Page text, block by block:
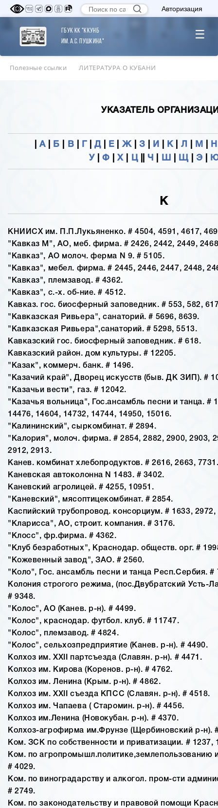
Авторизация
ГБУК КК "ККУНБ
им. А.С. Пушкина"
☰
Полезные ссылки ЛИТЕРАТУРА О КУБАНИ
УКАЗАТЕЛЬ
|А| Б В |Д| Е| Ж З И К| Л М Н
У
Ф |Х Ц|| Ч Ш Щ Э
К
КНИИСХ им. П.П.Лукьяненко. # 4504, 4591, 4617,
"Кавказ М", АО, меб. фирма. # 2426, 2442, 2449,
"Кавказ", АО молоч. ферма N 9. # 5105.
"Кавказ", мебел. фирма. # 2445, 2446, 2447, 2448,
"Кавказ", племзавод. # 4362.
"Кавказ", с.-х. об-ние. # 4512.
Кавказ. гос. биосферный заповедник. # 553, 582,
"Кавказская Ривьера", санаторий. # 5696, 8639.
"Кавказская Ривьера",санаторий. # 5298, 5513.
Кавказский гос. биосферный заповедник. # 618.
Кавказский район. дом культуры. # 12205.
"Казак", коммерч. банк. # 1496.
"Казачий край", Дворец искусств (быв. ДК ЗИП). #
"Казачьи вести", газ. # 12042.
"Казачья вольница", Гос.ансамбль песни и танца. #
14476, 14604, 14732, 14744, 14950, 15016.
"Калининский", сыркомбинат. # 2894.
"Калория", молоч. фирма. # 2854, 2882, 2900, 2903,
2912, 2913.
Канев. комбинат хлебопродуктов. # 2616, 2663,
Каневская автоколонна N 1483. # 3402.
Каневский агролицей. # 4255, 10951.
"Каневский", мясоптицекомбинат. # 2854.
Каспийский трубопровод. консорциум. # 1633, 2972,
"Кларисса", АО, строит. компания. # 3176.
"Клосс", фр.фирма. # 4362.
"Клуб безработных", Краснодар. обществ. орг. #
"Кожевенный завод", ЗАО. # 2560.
"Коло", Гос. ансамбль песни и танца Респ.Сербия. #
Колония строгого режима, (пос.Двубратский Усть-
# 9348.
"Колос", АО (Канев. р-н). # 4499.
"Колос", краснодар. футбол. клуб. # 11747.
"Колос", племзавод. # 4824.
"Колос", сельхозпредприятие (Канев. р-н). # 4490.
Колхоз им. XXII партсъезда (Славян. р-н). # 4471.
Колхоз им. Кирова (Коренов. р-н). # 4762.
Колхоз им. Ленина (Крым. р-н). # 4862.
Колхоз им. ХХII съезда КПСС (Славян. р-н). # 4518.
Колхоз им. Чапаева ( Старомин. р-н). # 4456.
Колхоз им.Ленина (Новокубан. р-н). # 4370.
Колхоз-агрофирма им.Фрунзе (Щербиновский р-н).
Ком. ЗСК по собственности и приватизации. # 1237,
Ком. по агропромышл.политике,землепользованию
# 4029.
Ком. по виноградарству и алкогол. пром-сти
# 2749.
Ком. по законодательству и правовой помощи